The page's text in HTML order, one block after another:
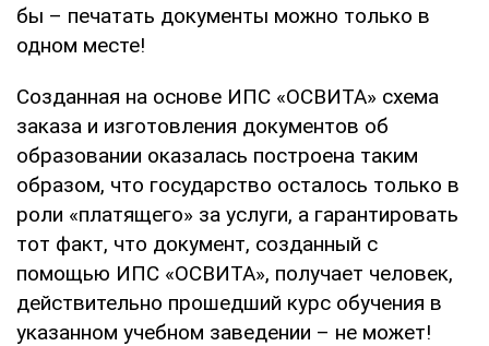
бы – печатать документы можно только в
одном месте!
Созданная на основе ИПС «ОСВИТА» схема
заказа и изготовления документов об
образовании оказалась построена таким
образом, что государство осталось только в
роли «платящего» за услуги, а гарантировать
тот факт, что документ, созданный с
помощью ИПС «ОСВИТА», получает человек,
действительно прошедший курс обучения в
указанном учебном заведении – не может!